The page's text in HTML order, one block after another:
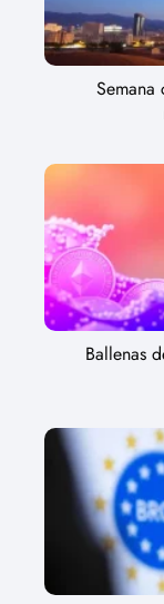
Semana
Ballenas